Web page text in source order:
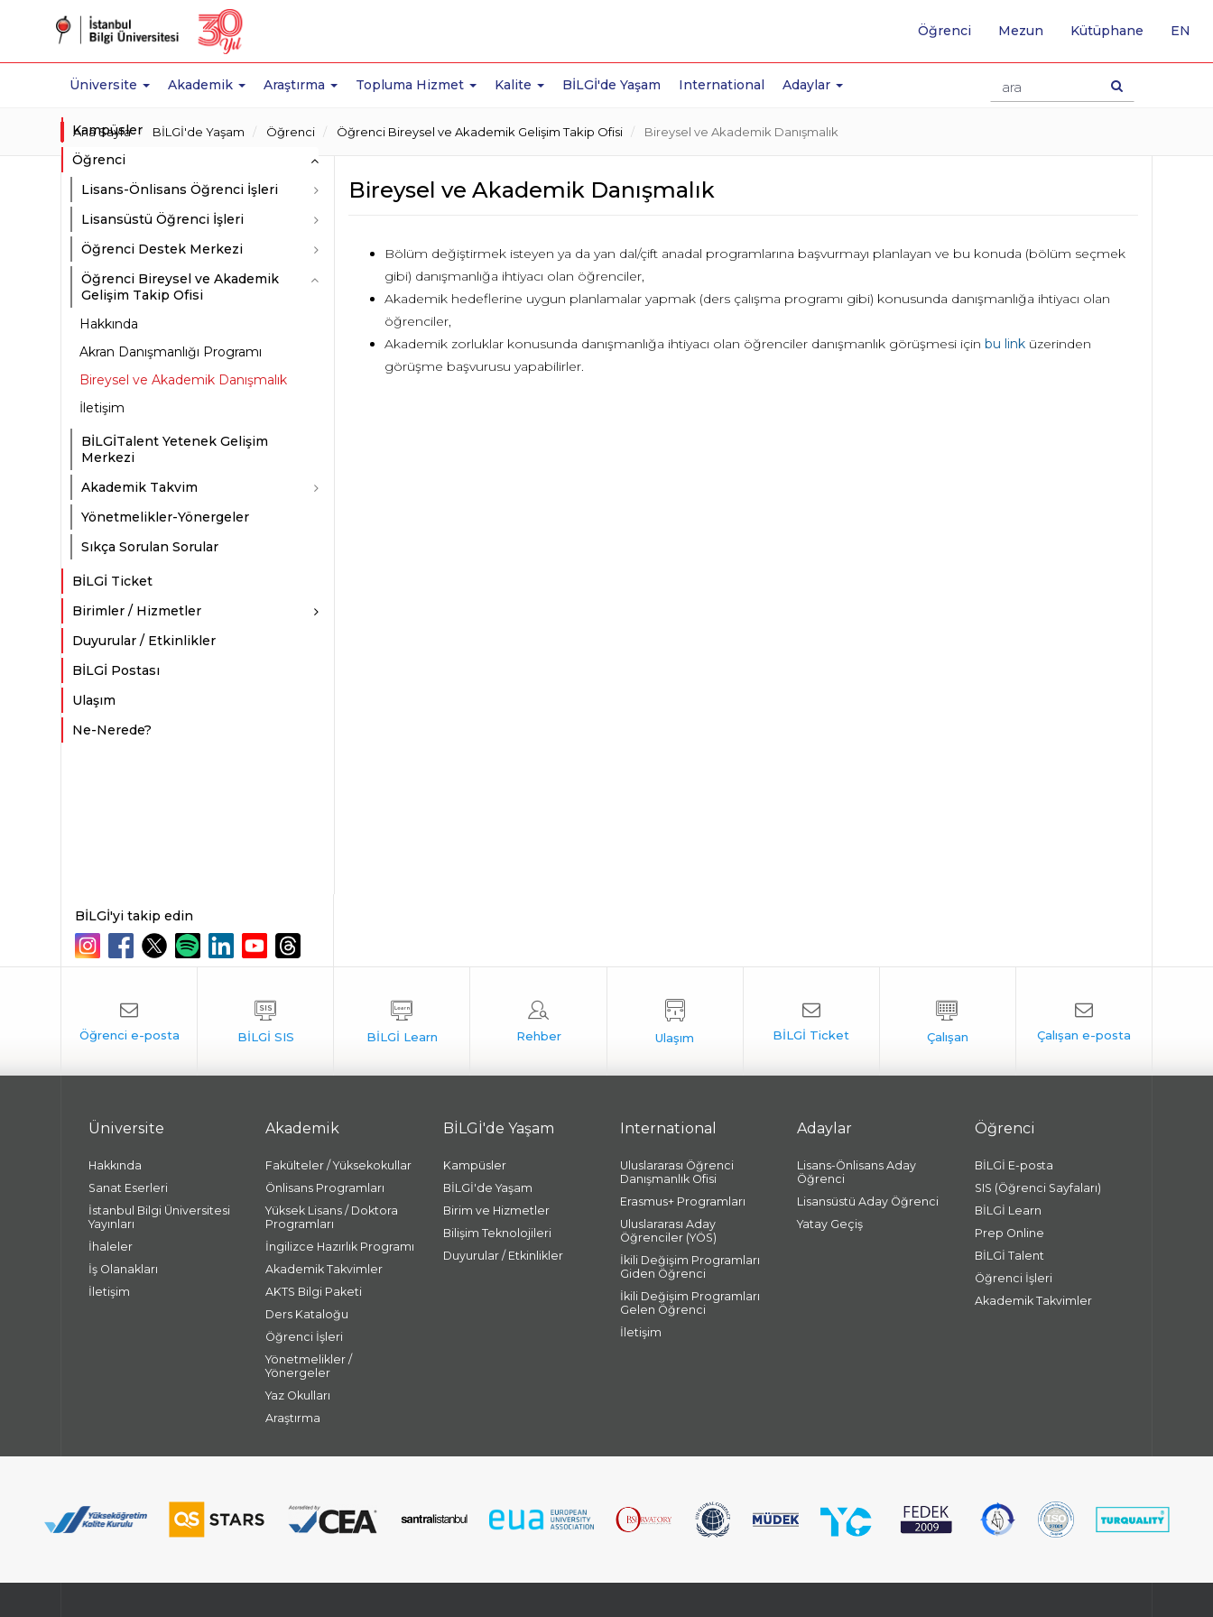
Üniversite Akademik Araştırma Topluma Hizmet Kalite BİLGİ'de Yaşam International Adaylar
Öğrenci Mezun Kütüphane EN
Ana Sayfa BİLGİ'de Yaşam Öğrenci Öğrenci Bireysel ve Akademik Gelişim Takip Ofisi Bireysel ve Akademik Danışmalık
Kampüsler
Öğrenci
Lisans-Önlisans Öğrenci İşleri
Lisansüstü Öğrenci İşleri
Öğrenci Destek Merkezi
Öğrenci Bireysel ve Akademik
Gelişim Takip Ofisi
Hakkında
Akran Danışmanlığı Programı
Bireysel ve Akademik Danışmalık
İletişim
BİLGİTalent Yetenek Gelişim
Merkezi
Akademik Takvim
Yönetmelikler-Yönergeler
Sıkça Sorulan Sorular
BİLGİ Ticket
Birimler / Hizmetler
Duyurular / Etkinlikler
BİLGİ Postası
Ulaşım
Ne-Nerede?
Bireysel ve Akademik Danışmalık
Bölüm değiştirmek isteyen ya da yan dal/çift anadal programlarına başvurmayı planlayan ve bu konuda (bölüm seçmek
gibi) danışmanlığa ihtiyacı olan öğrenciler,
Akademik hedeflerine uygun planlamalar yapmak (ders çalışma programı gibi) konusunda danışmanlığa ihtiyacı olan
öğrenciler,
Akademik zorluklar konusunda danışmanlığa ihtiyacı olan öğrenciler danışmanlık görüşmesi için bu linküzerinden
görüşme başvurusu yapabilirler.
BİLGİ'yi takip edin
Üniversite
Hakkında
Sanat Eserleri
İstanbul Bilgi Üniversitesi
Yayınları
İhaleler
İş Olanakları
İletişim
Akademik
Fakülteler / Yüksekokullar
Önlisans Programları
Yüksek Lisans / Doktora
Programları
İngilizce Hazırlık Programı
Akademik Takvimler
AKTS Bilgi Paketi
Ders Kataloğu
Öğrenci İşleri
Yönetmelikler /
Yönergeler
Yaz Okulları
Araştırma
BİLGİ'de Yaşam
Kampüsler
BİLGİ'de Yaşam
Birim ve Hizmetler
Bilişim Teknolojileri
Duyurular / Etkinlikler
International
Uluslararası Öğrenci
Danışmanlık Ofisi
Erasmus+ Programları
Uluslararası Aday
Öğrenciler (YÖS)
İkili Değişim Programları
Giden Öğrenci
İkili Değişim Programları
Gelen Öğrenci
İletişim
Adaylar
Lisans-Önlisans Aday
Öğrenci
Lisansüstü Aday Öğrenci
Yatay Geçiş
Öğrenci
BİLGİ E-posta
SIS (Öğrenci Sayfaları)
BİLGİ Learn
Prep Online
BİLGİ Talent
Öğrenci İşleri
Akademik Takvimler